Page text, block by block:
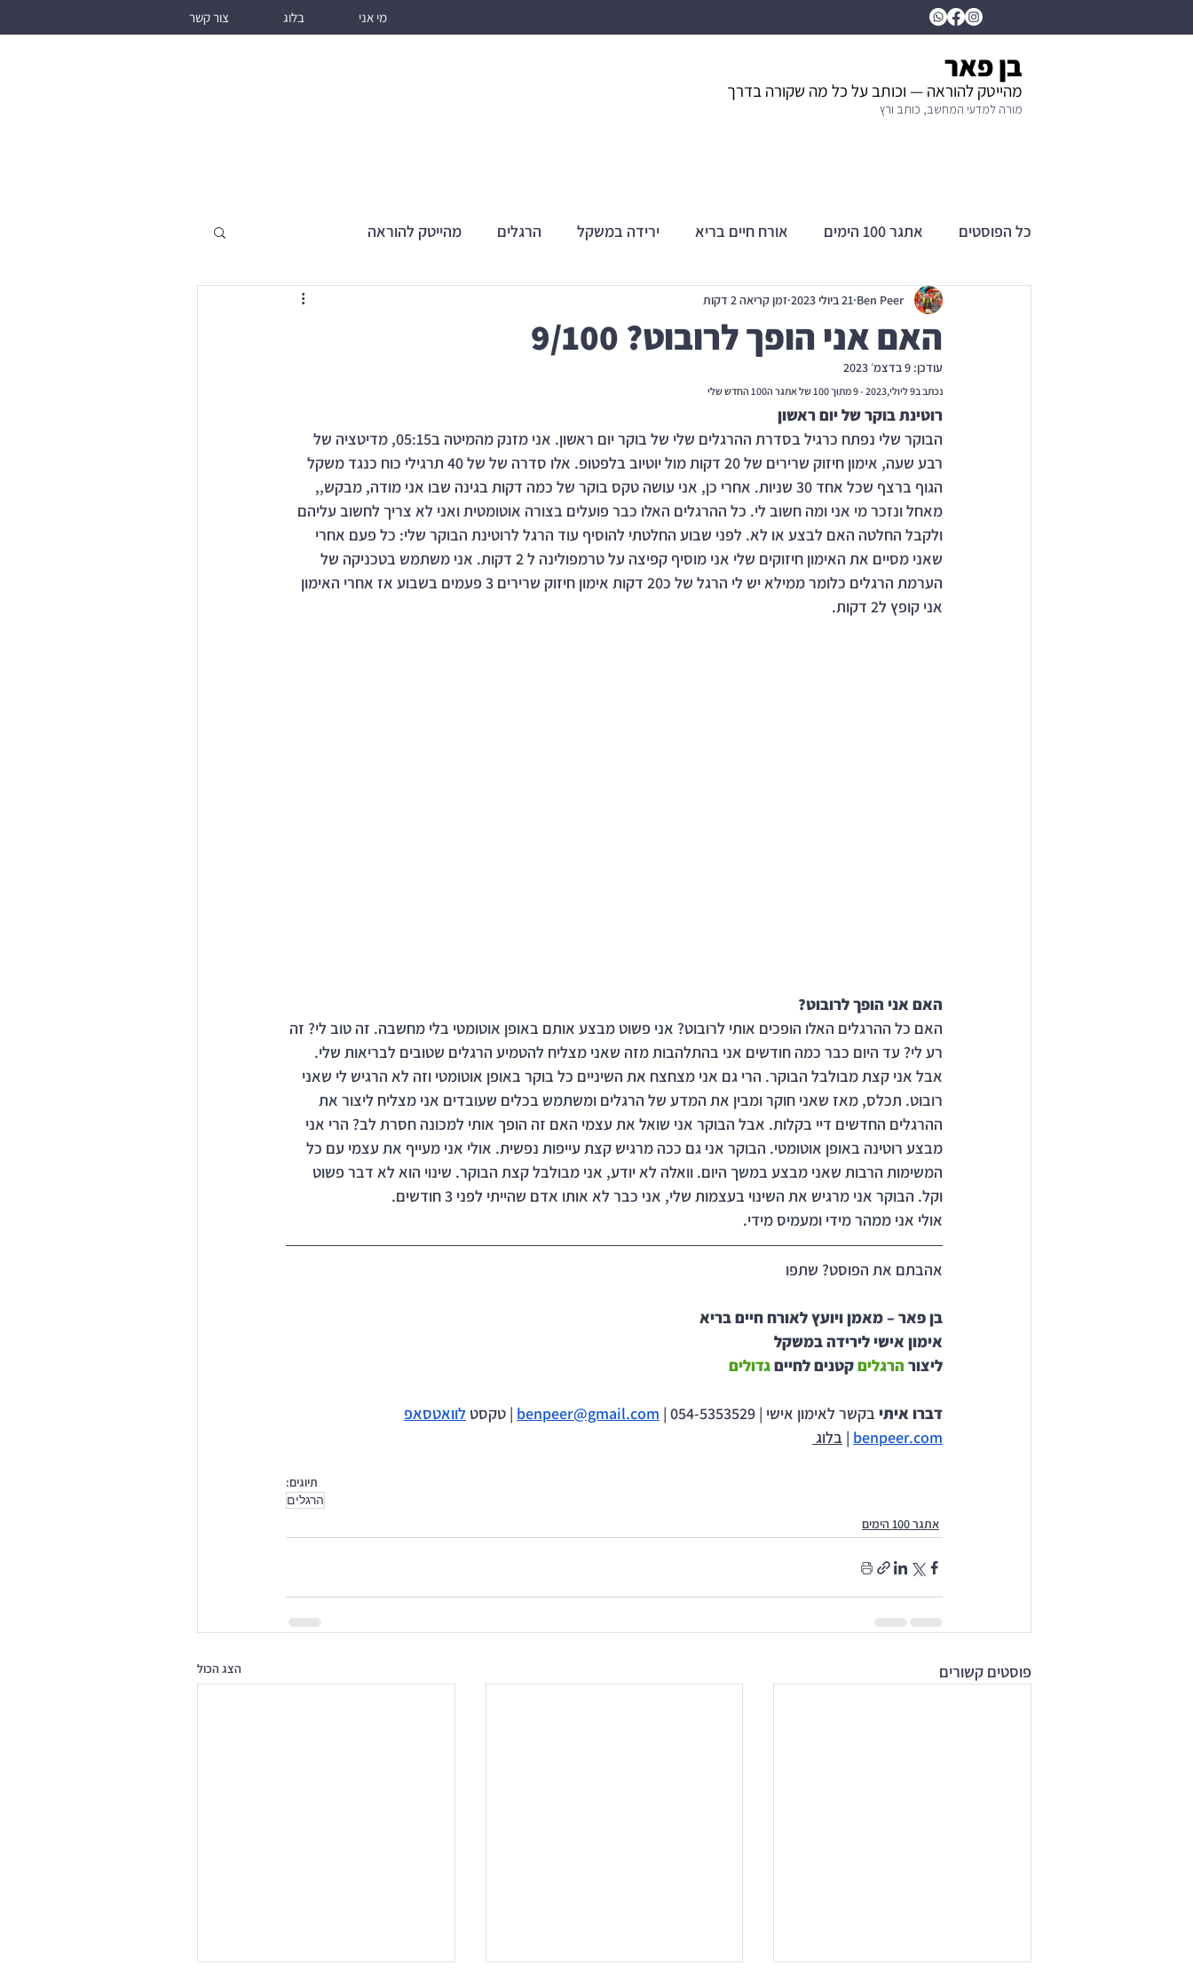
מי אני בלוג צור קשר
בן פאר
מהייטק להוראה — וכותב על כל מה שקורה בדרך
מורה למדעי המחשב, כותב ורץ
כל הפוסטים אתגר 100 הימים אורח חיים בריא ירידה במשקל הרגלים מהייטק להוראה
האם אני הופך לרובוט? 9/100
Ben Peer 21 ביולי 2023 זמן קריאה 2 דקות
עודכן: 9 בדצמ׳ 2023
נכתב ב9 ליולי,2023 - 9 מתוך 100 של אתגר ה100 החדש שלי
רוטינת בוקר של יום ראשון
הבוקר שלי נפתח כרגיל בסדרת ההרגלים שלי של בוקר יום ראשון. אני מזנק מהמיטה ב05:15, מדיטציה של
רבע שעה, אימון חיזוק שרירים של 20 דקות מול יוטיוב בלפטופ. אלו סדרה של של 40 תרגילי כוח כנגד משקל
הגוף ברצף שכל אחד 30 שניות. אחרי כן, אני עושה טקס בוקר של כמה דקות בגינה שבו אני מודה, מבקש,,
מאחל ונזכר מי אני ומה חשוב לי. כל ההרגלים האלו כבר פועלים בצורה אוטומטית ואני לא צריך לחשוב עליהם
ולקבל החלטה האם לבצע או לא. לפני שבוע החלטתי להוסיף עוד הרגל לרוטינת הבוקר שלי: כל פעם אחרי
שאני מסיים את האימון חיזוקים שלי אני מוסיף קפיצה על טרמפולינה ל 2 דקות. אני משתמש בטכניקה של
הערמת הרגלים כלומר ממילא יש לי הרגל של כ20 דקות אימון חיזוק שרירים 3 פעמים בשבוע אז אחרי האימון
אני קופץ ל2 דקות.
האם אני הופך לרובוט?
האם כל ההרגלים האלו הופכים אותי לרובוט? אני פשוט מבצע אותם באופן אוטומטי בלי מחשבה. זה טוב לי? זה
רע לי? עד היום כבר כמה חודשים אני בהתלהבות מזה שאני מצליח להטמיע הרגלים שטובים לבריאות שלי.
אבל אני קצת מבולבל הבוקר. הרי גם אני מצחצח את השיניים כל בוקר באופן אוטומטי וזה לא הרגיש לי שאני
רובוט. תכלס, מאז שאני חוקר ומבין את המדע של הרגלים ומשתמש בכלים שעובדים אני מצליח ליצור את
ההרגלים החדשים דיי בקלות. אבל הבוקר אני שואל את עצמי האם זה הופך אותי למכונה חסרת לב? הרי אני
מבצע רוטינה באופן אוטומטי. הבוקר אני גם ככה מרגיש קצת עייפות נפשית. אולי אני מעייף את עצמי עם כל
המשימות הרבות שאני מבצע במשך היום. וואלה לא יודע, אני מבולבל קצת הבוקר. שינוי הוא לא דבר פשוט
וקל. הבוקר אני מרגיש את השינוי בעצמות שלי, אני כבר לא אותו אדם שהייתי לפני 3 חודשים.
אולי אני ממהר מידי ומעמיס מידי.
אהבתם את הפוסט? שתפו
בן פאר – מאמן ויועץ לאורח חיים בריא
אימון אישי לירידה במשקל
ליצור הרגלים קטנים לחיים גדולים
דברו איתי בקשר לאימון אישי | 054-5353529 | benpeer@gmail.com | טקסט לוואטסאפ
benpeer.com
| בלוג
תיוגים:
הרגלים
אתגר 100 הימים
פוסטים קשורים הצג הכול